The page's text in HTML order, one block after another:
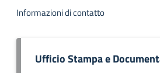
Informazioni di contatto
Ufficio Stampa e